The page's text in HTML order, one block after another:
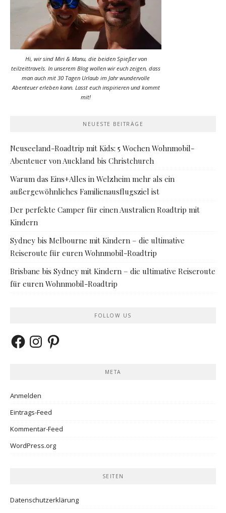
Hi, wir sind Miri & Manu, die beiden Spießer von
teilzeittravels. In unserem Blog wollen wir euch zeigen, dass
man auch mit 30 Tagen Urlaub im Jahr wundervolle
Abenteuer erleben kann. Lasst euch inspirieren und kommt
mit!
NEUESTE BEITRÄGE
Neuseeland-Roadtrip mit Kids: 5 Wochen Wohnmobil-
Abenteuer von Auckland bis Christchurch
Warum das Eins+Alles in Welzheim mehr als ein
außergewöhnliches Familienausflugsziel ist
Der perfekte Camper für einen Australien Roadtrip mit
Kindern
Sydney bis Melbourne mit Kindern – die ultimative
Reiseroute für euren Wohnmobil-Roadtrip
Brisbane bis Sydney mit Kindern – die ultimative Reiseroute
für euren Wohnmobil-Roadtrip
FOLLOW US
FacebookInstagramPinterest
META
Anmelden
Eintrags-Feed
Kommentar-Feed
WordPress.org
SEITEN
Datenschutzerklärung